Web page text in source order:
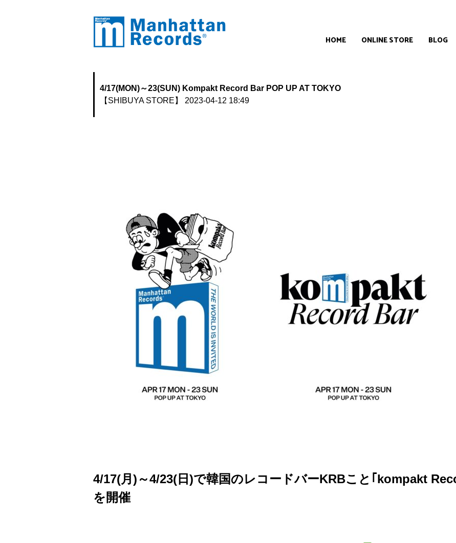
HOME ONLINE STORE BLOG
4/17(MON)～23(SUN) Kompakt Record Bar POP UP AT TOKYO
【SHIBUYA STORE】
2023-04-12 18:49
4/17(月)～4/23(日)で韓国のレコードバーKRBこと｢kompakt
を開催